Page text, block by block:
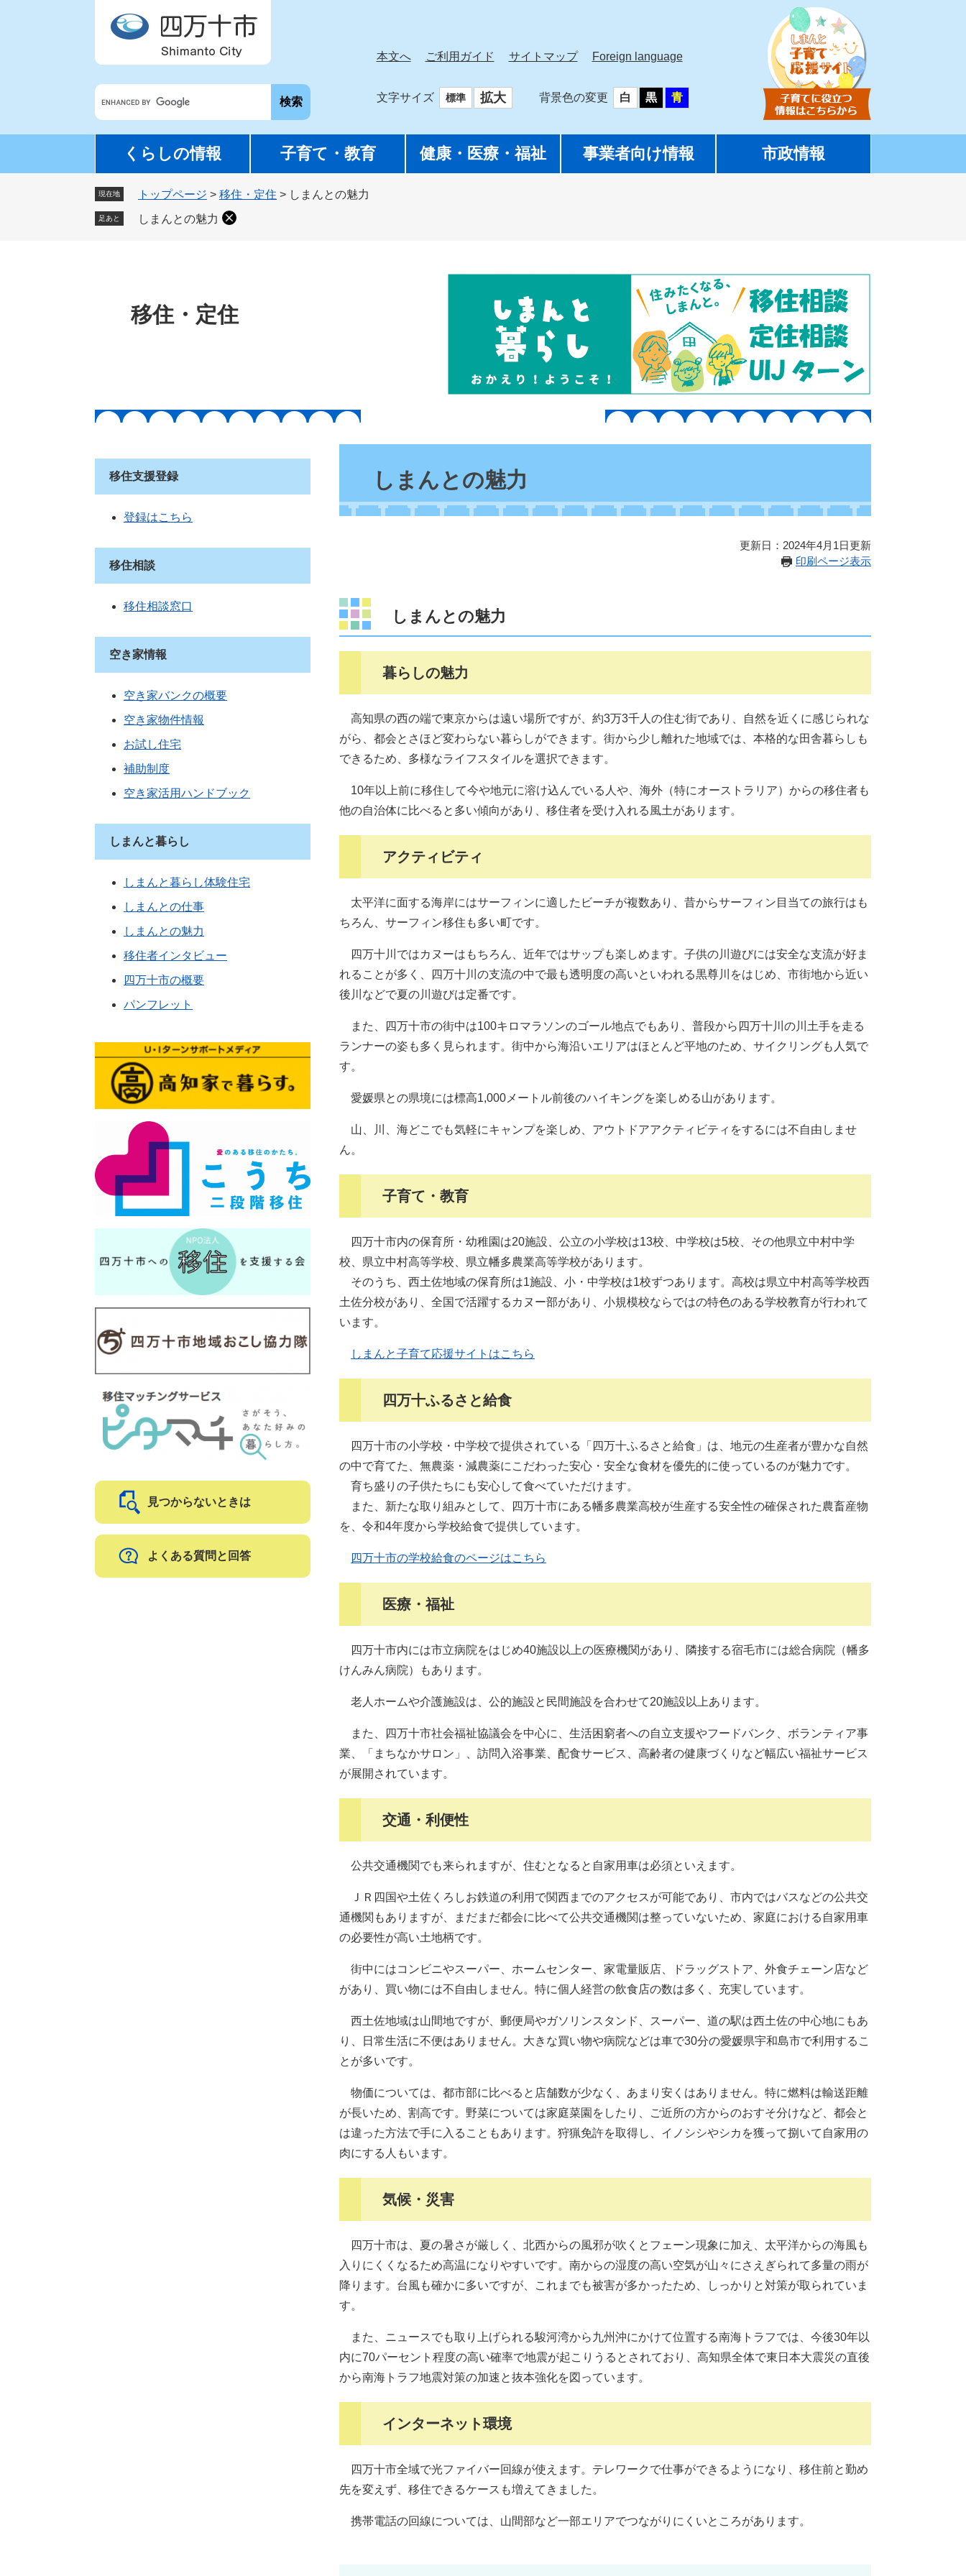
G
カ
ス
本文へ ご利用ガイド サイトマップ Foreign language
文字サイズ 標準 拡大 背景色の変更 白 黒 青
くらしの情報 子育て・教育 健康・医療・福祉 事業者向け情報 市政情報
現在地 トップページ > 移住・定住 > しまんとの魅力
足あと しまんとの魅力
移住・定住
しまんとの魅力
更新日：2024年4月1日更新
印刷ページ表示
しまんとの魅力
暮らしの魅力
高知県の西の端で東京からは遠い場所ですが、約3万3千人の住む街であり、自然を近くに感じられな
がら、都会とさほど変わらない暮らしができます。街から少し離れた地域では、本格的な田舎暮らしも
できるため、多様なライフスタイルを選択できます。
10年以上前に移住して今や地元に溶け込んでいる人や、海外（特にオーストラリア）からの移住者も
他の自治体に比べると多い傾向があり、移住者を受け入れる風土があります。
アクティビティ
太平洋に面する海岸にはサーフィンに適したビーチが複数あり、昔からサーフィン目当ての旅行はも
ちろん、サーフィン移住も多い町です。
四万十川ではカヌーはもちろん、近年ではサップも楽しめます。子供の川遊びには安全な支流が好ま
れることが多く、四万十川の支流の中で最も透明度の高いといわれる黒尊川をはじめ、市街地から近い
後川などで夏の川遊びは定番です。
また、四万十市の街中は100キロマラソンのゴール地点でもあり、普段から四万十川の川土手を走る
ランナーの姿も多く見られます。街中から海沿いエリアはほとんど平地のため、サイクリングも人気で
す。
愛媛県との県境には標高1,000メートル前後のハイキングを楽しめる山があります。
山、川、海どこでも気軽にキャンプを楽しめ、アウトドアアクティビティをするには不自由しませ
ん。
子育て・教育
四万十市内の保育所・幼稚園は20施設、公立の小学校は13校、中学校は5校、その他県立中村中学
校、県立中村高等学校、県立幡多農業高等学校があります。
そのうち、西土佐地域の保育所は1施設、小・中学校は1校ずつあります。高校は県立中村高等学校西
土佐分校があり、全国で活躍するカヌー部があり、小規模校ならではの特色のある学校教育が行われて
います。
しまんと子育て応援サイトはこちら
四万十ふるさと給食
四万十市の小学校・中学校で提供されている「四万十ふるさと給食」は、地元の生産者が豊かな自然
の中で育てた、無農薬・減農薬にこだわった安心・安全な食材を優先的に使っているのが魅力です。
育ち盛りの子供たちにも安心して食べていただけます。
また、新たな取り組みとして、四万十市にある幡多農業高校が生産する安全性の確保された農畜産物
を、令和4年度から学校給食で提供しています。
四万十市の学校給食のページはこちら
医療・福祉
四万十市内には市立病院をはじめ40施設以上の医療機関があり、隣接する宿毛市には総合病院（幡多
けんみん病院）もあります。
老人ホームや介護施設は、公的施設と民間施設を合わせて20施設以上あります。
また、四万十市社会福祉協議会を中心に、生活困窮者への自立支援やフードバンク、ボランティア事
業、「まちなかサロン」、訪問入浴事業、配食サービス、高齢者の健康づくりなど幅広い福祉サービス
が展開されています。
交通・利便性
公共交通機関でも来られますが、住むとなると自家用車は必須といえます。
ＪＲ四国や土佐くろしお鉄道の利用で関西までのアクセスが可能であり、市内ではバスなどの公共交
通機関もありますが、まだまだ都会に比べて公共交通機関は整っていないため、家庭における自家用車
の必要性が高い土地柄です。
街中にはコンビニやスーパー、ホームセンター、家電量販店、ドラッグストア、外食チェーン店など
があり、買い物には不自由しません。特に個人経営の飲食店の数は多く、充実しています。
西土佐地域は山間地ですが、郵便局やガソリンスタンド、スーパー、道の駅は西土佐の中心地にもあ
り、日常生活に不便はありません。大きな買い物や病院などは車で30分の愛媛県宇和島市で利用するこ
とが多いです。
物価については、都市部に比べると店舗数が少なく、あまり安くはありません。特に燃料は輸送距離
が長いため、割高です。野菜については家庭菜園をしたり、ご近所の方からのおすそ分けなど、都会と
は違った方法で手に入ることもあります。狩猟免許を取得し、イノシシやシカを獲って捌いて自家用の
肉にする人もいます。
気候・災害
四万十市は、夏の暑さが厳しく、北西からの風邪が吹くとフェーン現象に加え、太平洋からの海風も
入りにくくなるため高温になりやすいです。南からの湿度の高い空気が山々にさえぎられて多量の雨が
降ります。台風も確かに多いですが、これまでも被害が多かったため、しっかりと対策が取られていま
す。
また、ニュースでも取り上げられる駿河湾から九州沖にかけて位置する南海トラフでは、今後30年以
内に70パーセント程度の高い確率で地震が起こりうるとされており、高知県全体で東日本大震災の直後
から南海トラフ地震対策の加速と抜本強化を図っています。
インターネット環境
四万十市全域で光ファイバー回線が使えます。テレワークで仕事ができるようになり、移住前と勤め
先を変えず、移住できるケースも増えてきました。
携帯電話の回線については、山間部など一部エリアでつながりにくいところがあります。
移住支援登録
登録はこちら
移住相談
移住相談窓口
空き家情報
空き家バンクの概要
空き家物件情報
お試し住宅
補助制度
空き家活用ハンドブック
しまんと暮らし
しまんと暮らし体験住宅
しまんとの仕事
しまんとの魅力
移住者インタビュー
四万十市の概要
パンフレット
見つからないときは
よくある質問と回答